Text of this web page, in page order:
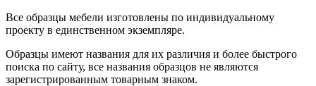
Все образцы мебели изготовлены по индивидуальному
проекту в единственном экземпляре.
Образцы имеют названия для их различия и более быстрого
поиска по сайту, все названия образцов не являются
зарегистрированным товарным знаком.